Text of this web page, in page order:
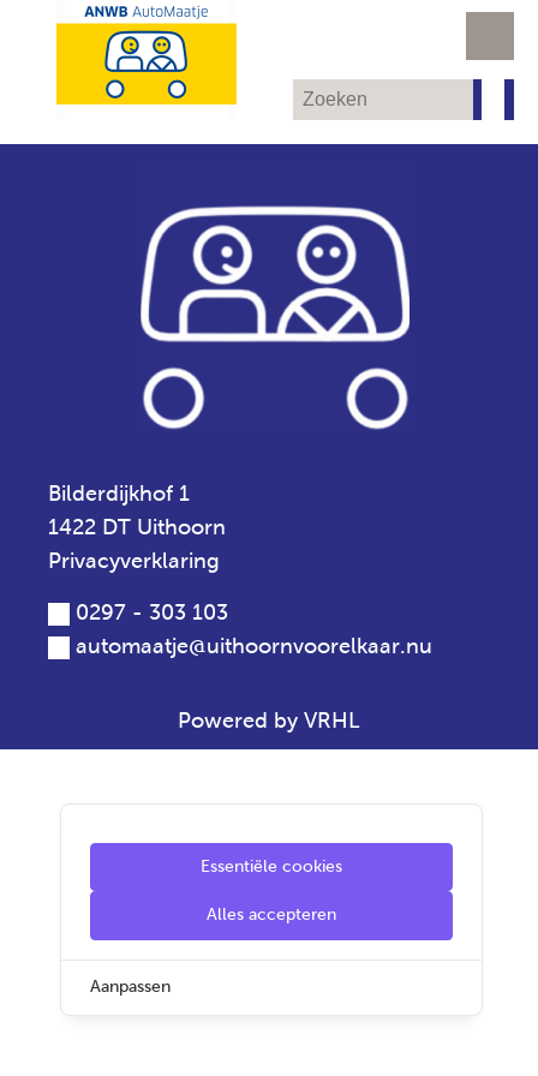
Bilderdijkhof 1
1422 DT Uithoorn
Privacyverklaring
0297 - 303 103
automaatje@uithoornvoorelkaar.nu
Powered by VRHL
Essentiële cookies
Alles accepteren
Aanpassen